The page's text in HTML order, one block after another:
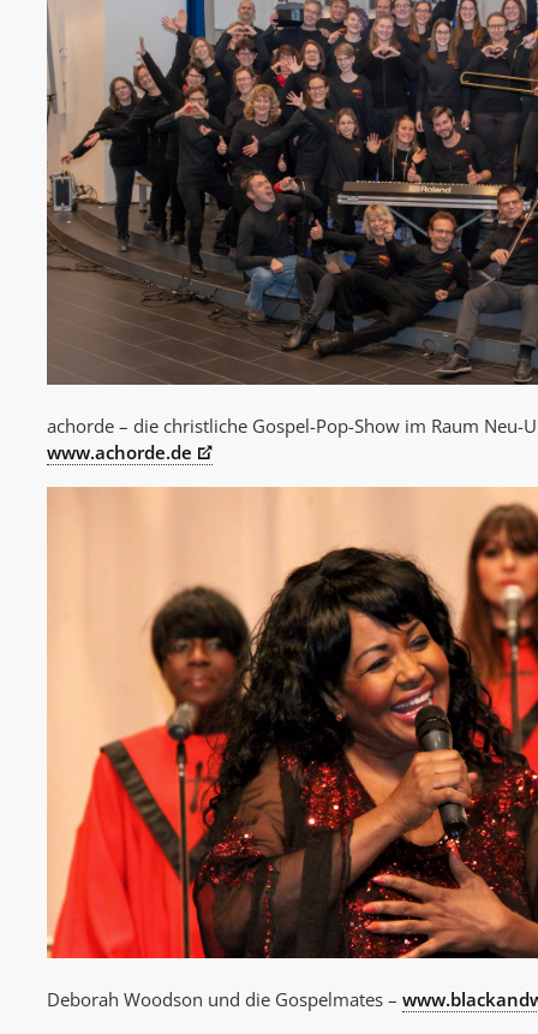
achorde – die christliche Gospel-Pop-Show im Raum Neu-
www.achorde.de
Deborah Woodson und die Gospelmates –